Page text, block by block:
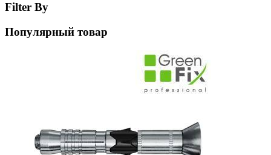
Filter By
Популярный товар